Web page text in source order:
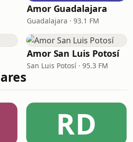
Amor Guadalajara
Guadalajara · 93.1 FM
Amor San Luis Potosí
San Luis Potosí · 95.3 FM
RD